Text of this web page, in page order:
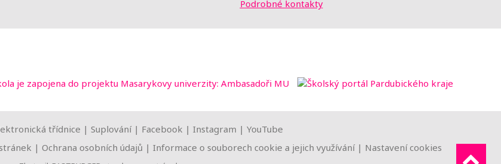
Podrobné kontakty
třídnice | Suplování | Facebook | Instagram | YouTube
| Ochrana osobních údajů | Informace o souborech cookie a jejich využívání | Nastavení cookies